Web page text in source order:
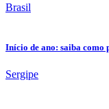
Brasil
Início de ano: saiba como
Sergipe